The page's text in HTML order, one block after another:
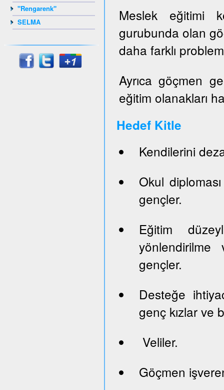
"Rengarenk"
SELMA
Meslek eğitimi
gurubunda olan
daha farklı
Ayrıca göçmen
eğitim olanakları
Hedef Kitle
Kendilerini
Okul
gençler.
Eğitim
yönlendirilme
gençler.
Desteğe
genç kızlar ve
Veliler.
Göçmen